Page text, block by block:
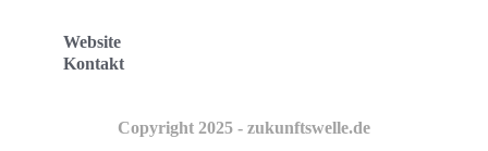
Website
Kontakt
Copyright 2025 - zukunftswelle.de